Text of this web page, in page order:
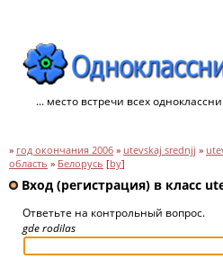
... место встречи всех
» год окончания 2006 » utevskaj srednjj »
область » Белорусь [by]
Вход (регистрация) в класс
Ответьте на контрольный вопрос.
gde rodilas